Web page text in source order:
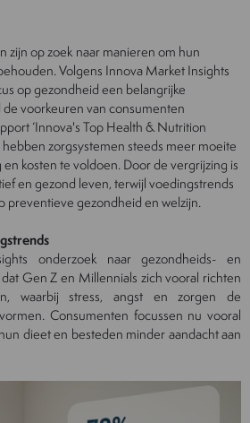
zijn op zoek naar manieren om hun
Volgens Innova Market Insights
op gezondheid een belangrijke
voorkeuren van consumenten
‘Innova's Top Health & Nutrition
zorgsystemen steeds meer moeite
kosten te voldoen. Door de vergrijzing is
en gezond leven, terwijl voedingstrends
preventieve gezondheid en welzijn.
onderzoek naar gezondheids- en
Gen Z en Millennials zich vooral richten
waarbij stress, angst en zorgen de
Consumenten focussen nu vooral
dieet en besteden minder aandacht aan